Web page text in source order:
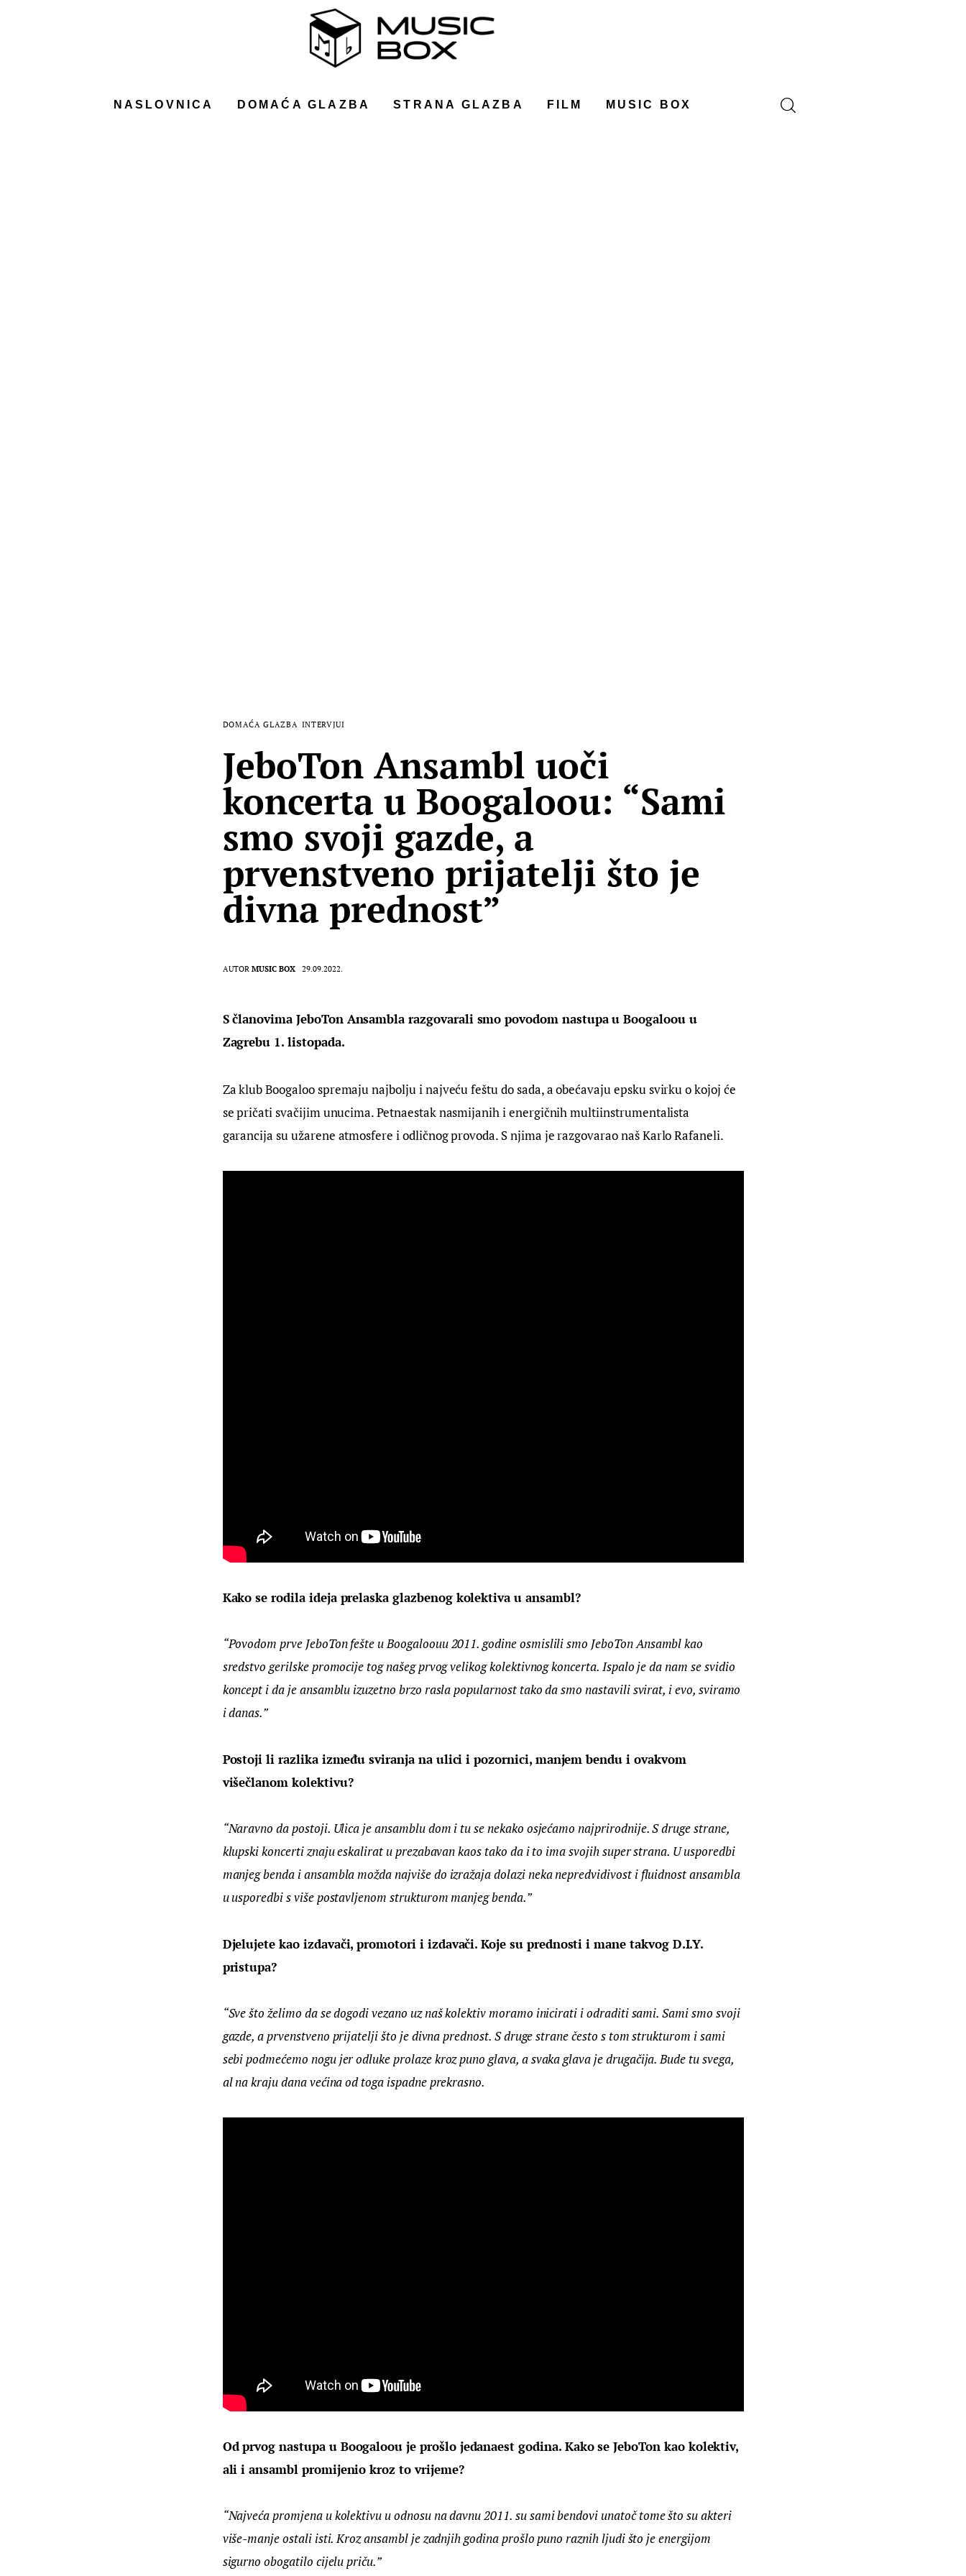
NASLOVNICA DOMAĆA GLAZBA STRANA GLAZBA FILM MUSIC BOX
DOMAĆA GLAZBA INTERVJUI
JeboTon Ansambl uoči
koncerta u Boogaloou: “Sami
smo svoji gazde, a
prvenstveno prijatelji što je
divna prednost”
AUTOR MUSIC BOX 29.09.2022.
S članovima JeboTon Ansambla razgovarali smo povodom nastupa u Boogaloou u
Zagrebu 1. listopada.
Za klub Boogaloo spremaju najbolju i najveću feštu do sada, a obećavaju epsku svirku o kojoj će
se pričati svačijim unucima. Petnaestak nasmijanih i energičnih multiinstrumentalista
garancija su užarene atmosfere i odličnog provoda. S njima je razgovarao naš Karlo Rafaneli.
Kako se rodila ideja prelaska glazbenog kolektiva u ansambl?
“Povodom prve JeboTon fešte u Boogaloouu 2011. godine osmislili smo JeboTon Ansambl kao
sredstvo gerilske promocije tog našeg prvog velikog kolektivnog koncerta. Ispalo je da nam se svidio
koncept i da je ansamblu izuzetno brzo rasla popularnost tako da smo nastavili svirat, i evo, sviramo
i danas.”
Postoji li razlika između sviranja na ulici i pozornici, manjem bendu i ovakvom
višečlanom kolektivu?
“Naravno da postoji. Ulica je ansamblu dom i tu se nekako osjećamo najprirodnije. S druge strane,
klupski koncerti znaju eskalirat u prezabavan kaos tako da i to ima svojih super strana. U usporedbi
manjeg benda i ansambla možda najviše do izražaja dolazi neka nepredvidivost i fluidnost ansambla
u usporedbi s više postavljenom strukturom manjeg benda.”
Djelujete kao izdavači, promotori i izdavači. Koje su prednosti i mane takvog D.I.Y.
pristupa?
“Sve što želimo da se dogodi vezano uz naš kolektiv moramo inicirati i odraditi sami. Sami smo svoji
gazde, a prvenstveno prijatelji što je divna prednost. S druge strane često s tom strukturom i sami
sebi podmećemo nogu jer odluke prolaze kroz puno glava, a svaka glava je drugačija. Bude tu svega,
al na kraju dana većina od toga ispadne prekrasno.
Od prvog nastupa u Boogaloou je prošlo jedanaest godina. Kako se JeboTon kao kolektiv,
ali i ansambl promijenio kroz to vrijeme?
“Najveća promjena u kolektivu u odnosu na davnu 2011. su sami bendovi unatoč tome što su akteri
više-manje ostali isti. Kroz ansambl je zadnjih godina prošlo puno raznih ljudi što je energijom
sigurno obogatilo cijelu priču.”